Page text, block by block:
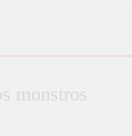
monstros